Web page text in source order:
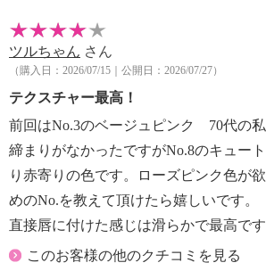
ツルちゃん さん
（購入日：2026/07/15｜公開日：2026/07/27）
テクスチャー最高！
前回はNo.3のベージュピンク 70代の
締まりがなかったですがNo.8のキュー
り赤寄りの色です。ローズピンク色が
めのNo.を教えて頂けたら嬉しいです。
直接唇に付けた感じは滑らかで最高です
このお客様の他のクチコミを見る